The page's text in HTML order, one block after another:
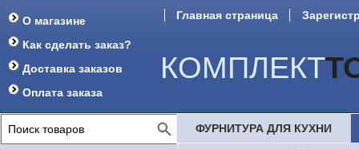
О магазине
Как сделать заказ?
Доставка заказов
Оплата заказа
Главная страница
КОМПЛЕКТ
ФУРНИТУРА ДЛЯ КУХНИ